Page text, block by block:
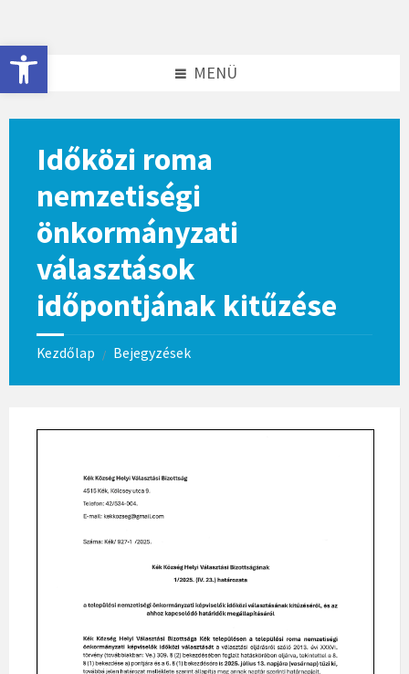
Eszköztár megnyitása
content
footer
MENÜ
Időközi roma
nemzetiségi
önkormányzati
választások
időpontjának kitűzése
Kezdőlap / Bejegyzések